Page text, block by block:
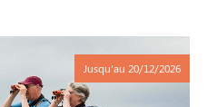
Jusqu'au 20/12/2026